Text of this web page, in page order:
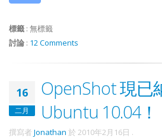
標籤 : 無標籤
討論 : 12 Comments
16
二月
OpenShot 現已
Ubuntu 10.04！
撰寫者 Jonathan 於 2010年2月16日 .